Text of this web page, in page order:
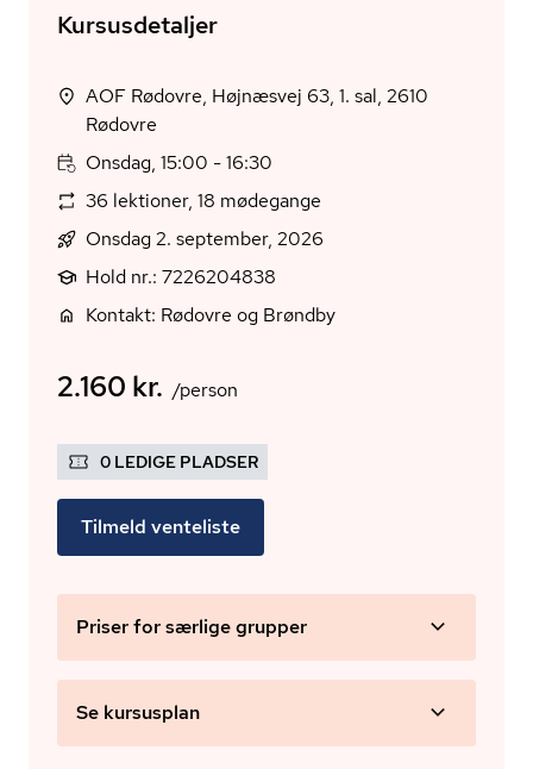
Kursusdetaljer
AOF Rødovre, Højnæsvej 63, 1. sal, 2610
Rødovre
Onsdag, 15:00 - 16:30
36 lektioner, 18 mødegange
Onsdag 2. september, 2026
Hold nr.: 7226204838
Kontakt: Rødovre og Brøndby
2.160 kr. /person
0 LEDIGE PLADSER
Tilmeld venteliste
Priser for særlige grupper
Se kursusplan